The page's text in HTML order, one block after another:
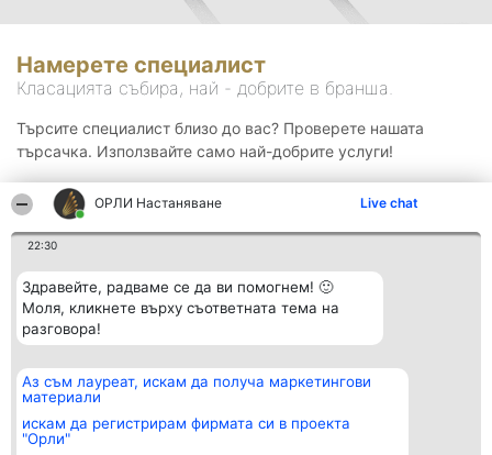
ОРЛИ Настаняване Live chat
22:30
Здравейте, радваме се да ви помогнем! 🙂
Моля, кликнете върху съответната тема на
разговора!
Аз съм лауреат, искам да получа маркетингови
материали
искам да регистрирам фирмата си в проекта
"Орли"
Намерете специалист
Класацията събира, най - добрите в бранша.
Търсите специалист близо до вас? Проверете нашата
търсачка. Използвайте само най-добрите услуги!
Организатор на
класиране
BulevardulAleea Timișul De
Sus Nr. 2, Bl. A30, Sc. A, Et.
Класация
всички
Контакти